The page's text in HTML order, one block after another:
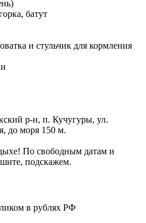
батут
и стульчик для кормления
р-н, п. Кучугуры, ул.
до моря 150 м.
По свободным датам и
подскажем.
в рублях РФ